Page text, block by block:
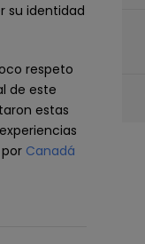
su identidad
respeto
de este
estas
Canadá